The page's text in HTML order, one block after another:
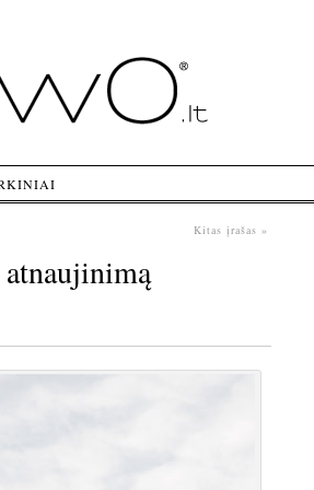
Kitas įrašas »